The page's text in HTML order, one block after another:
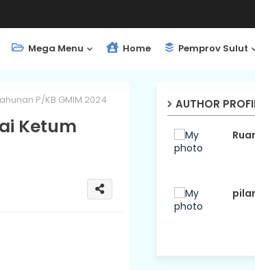
Mega Menu Home Pemprov Sulut
P/KB GMIM 2024
Ketum
AUTHOR